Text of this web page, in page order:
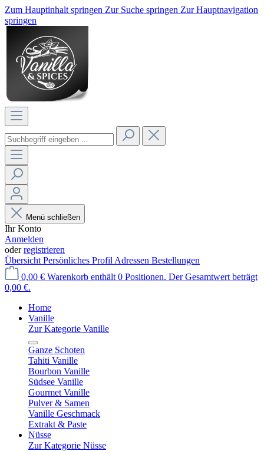
Zum Hauptinhalt springen Zur Suche springen Zur Hauptnavigation
springen
Menü schließen
Ihr Konto
Anmelden
oderregistrieren
Übersicht Persönliches Profil Adressen Bestellungen
0,00 € Warenkorb enthält 0 Positionen. Der Gesamtwert beträgt
0,00 €.
Home
Vanille
Zur Kategorie Vanille
Ganze Schoten
Tahiti Vanille
Bourbon Vanille
Südsee Vanille
Gourmet Vanille
Pulver & Samen
Vanille Geschmack
Extrakt & Paste
Nüsse
Zur Kategorie Nüsse